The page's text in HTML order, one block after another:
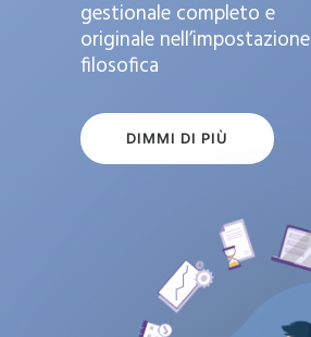
gestionale completo e
originale nell’impostazione
filosofica
DIMMI DI PIÙ